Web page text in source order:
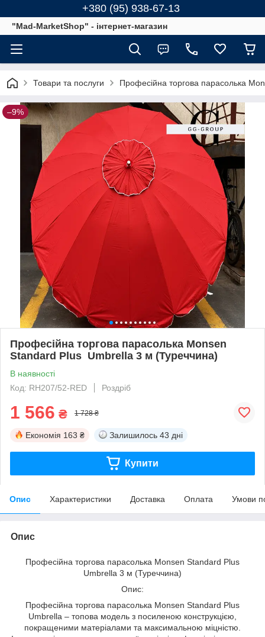
+380 (95) 938-67-13
"Mad-MarketShop" - інтернет-магазин
Товари та послуги Професійна торгова парасолька
–9%
Професійна торгова парасолька Monsen
Standard Plus Umbrella 3 м (Туреччина)
В наявності
Код: RH207/52-RED
Роздріб
1 566 ₴ 1 728 ₴
Економія 163 ₴ Залишилось 43 дні
Купити
Опис Характеристики Доставка Оплата Умови
Опис
Професійна торгова парасолька Monsen Standard Plus
Umbrella 3 м (Туреччина)
Опис:
Професійна торгова парасолька Monsen Standard Plus
Umbrella – топова модель з посиленою конструкцією,
покращеними матеріалами та максимальною міцністю.